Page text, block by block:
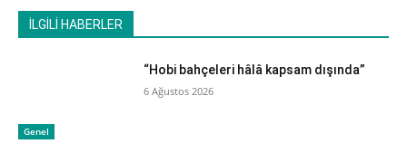
İLGİLİ HABERLER
Genel
“Hobi bahçeleri hâlâ kapsam dışında”
6 Ağustos 2026